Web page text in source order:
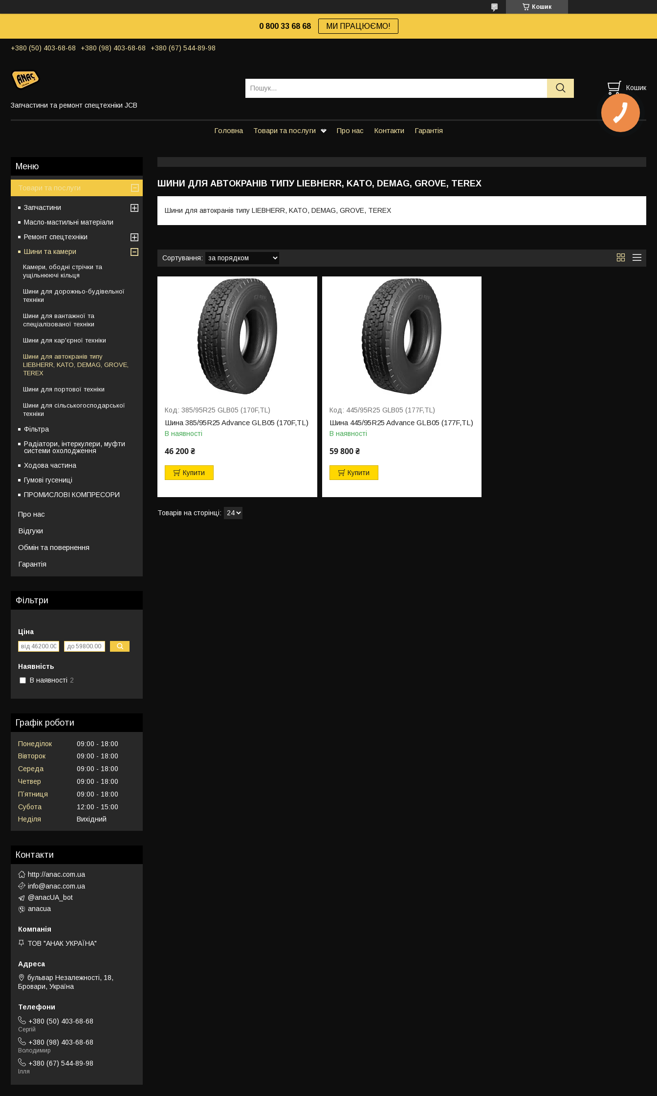
Кошик
0 800 33 68 68 МИ ПРАЦЮЄМО!
+380 (50) 403-68-68 +380 (98) 403-68-68 +380 (67) 544-89-98
Запчастини та ремонт спецтехніки JCB
Кошик
Головна Товари та послуги Про нас Контакти Гарантія
ШИНИ ДЛЯ АВТОКРАНІВ ТИПУ LIEBHERR, KATO, DEMAG, GROVE, TEREX
Шини для автокранів типу LIEBHERR, KATO, DEMAG, GROVE, TEREX
385/95R25 GLB05 (170F,TL)
Шина 385/95R25 Advance GLB05 (170F,TL)
В наявності
46 200 ₴
Купити
445/95R25 GLB05 (177F,TL)
Шина 445/95R25 Advance GLB05 (177F,TL)
В наявності
59 800 ₴
Купити
Товари та послуги
Запчастини
Масло-мастильні матеріали
Ремонт спецтехніки
Шини та камери
Камери, ободні стрічки та
ущільнюючі кільця
Шини для дорожньо-будівельної
техніки
Шини для вантажної та
спеціалізованої техніки
Шини для кар'єрної техніки
Шини для автокранів типу
LIEBHERR, KATO, DEMAG, GROVE,
TEREX
Шини для портової техніки
Шини для сільськогосподарської
техніки
Фільтра
Радіатори, інтеркулери, муфти
системи охолодження
Ходова частина
Гумові гусениці
ПРОМИСЛОВІ КОМПРЕСОРИ
Про нас
Відгуки
Обмін та повернення
Гарантія
Фільтри
Ціна
Наявність
В наявності 2
Графік роботи
Понеділок 09:00
18:00
Вівторок
09:00
18:00
Середа
09:00
18:00
Четвер
09:00
18:00
Пʼятниця
09:00
18:00
Субота
12:00
15:00
Неділя
Вихідний
Контакти
http://anac.com.ua
info@anac.com.ua
@anacUA_bot
anacua
ТОВ "АНАК УКРАЇНА"
бульвар Незалежності, 18,
Бровари, Україна
+380 (50) 403-68-68
Сергій
+380 (98) 403-68-68
Володимир
+380 (67) 544-89-98
Ілля